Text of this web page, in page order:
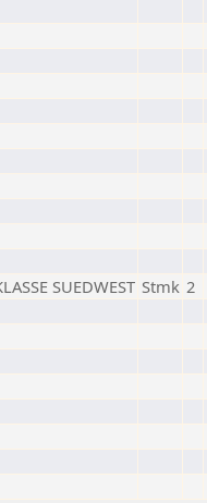
SUEDWEST Stmk 2